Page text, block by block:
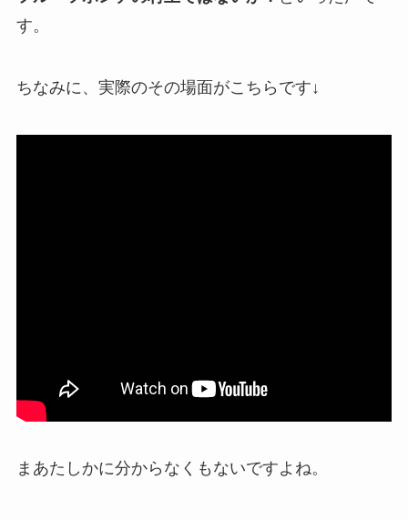
す。
ちなみに、実際のその場面がこちらです↓
まあたしかに分からなくもないですよね。